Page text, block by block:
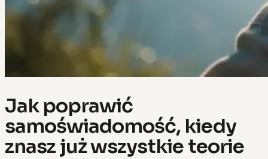
Jak poprawić
samoświadomość, kiedy
znasz już wszystkie teorie